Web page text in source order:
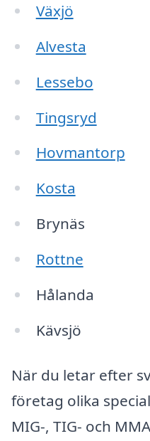
Växjö
Alvesta
Lessebo
Tingsryd
Hovmantorp
Kosta
Brynäs
Rottne
Hålanda
Kävsjö
När du letar efter
företag olika
MIG-, TIG- och